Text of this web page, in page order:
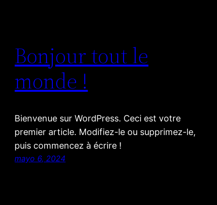
Bonjour tout le
monde !
Bienvenue sur WordPress. Ceci est votre
premier article. Modifiez-le ou supprimez-le,
puis commencez à écrire !
mayo 6, 2024